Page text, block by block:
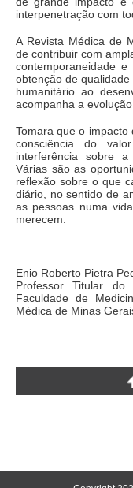
interpenetração com
A Revista Médica de
de contribuir com
contemporaneidade
obtenção de
humanitário ao
acompanha a evolução
Tomara que o impacto
consciência do
interferência sobre a
Várias são as
reflexão sobre o que
diário, no sentido de
as pessoas numa
merecem.
Enio Roberto Pietra
Professor Titular
Faculdade de
Médica de Minas